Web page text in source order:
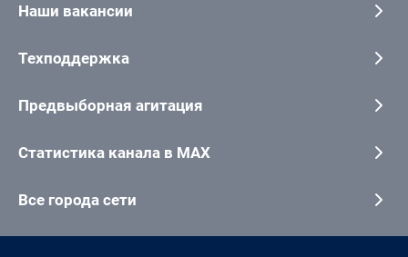
Наши вакансии
Техподдержка
Предвыборная агитация
Статистика канала в MAX
Все города сети